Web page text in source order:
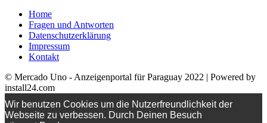
Home
Fragen und Antworten
Datenschutzerklärung
Impressum
Kontakt
© Mercado Uno - Anzeigenportal für Paraguay 2022 | Powered by
install24.com
Wir benutzen Cookies um die Nutzerfreundlichkeit der
Webseite zu verbessen. Durch Deinen Besuch